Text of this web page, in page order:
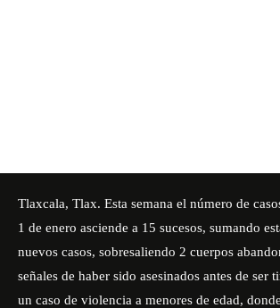
Tlaxcala, Tlax. Esta semana el número de
1 de enero asciende a 15 sucesos, sumando
nuevos casos, sobresaliendo 2 cuerpos
señales de haber sido asesinados antes de ser
un caso de violencia a menores de edad,